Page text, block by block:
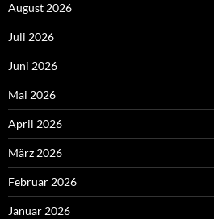
August 2026
Juli 2026
Juni 2026
Mai 2026
April 2026
März 2026
Februar 2026
Januar 2026